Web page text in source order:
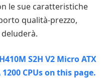
le sue caratteristiche
qualità-prezzo,